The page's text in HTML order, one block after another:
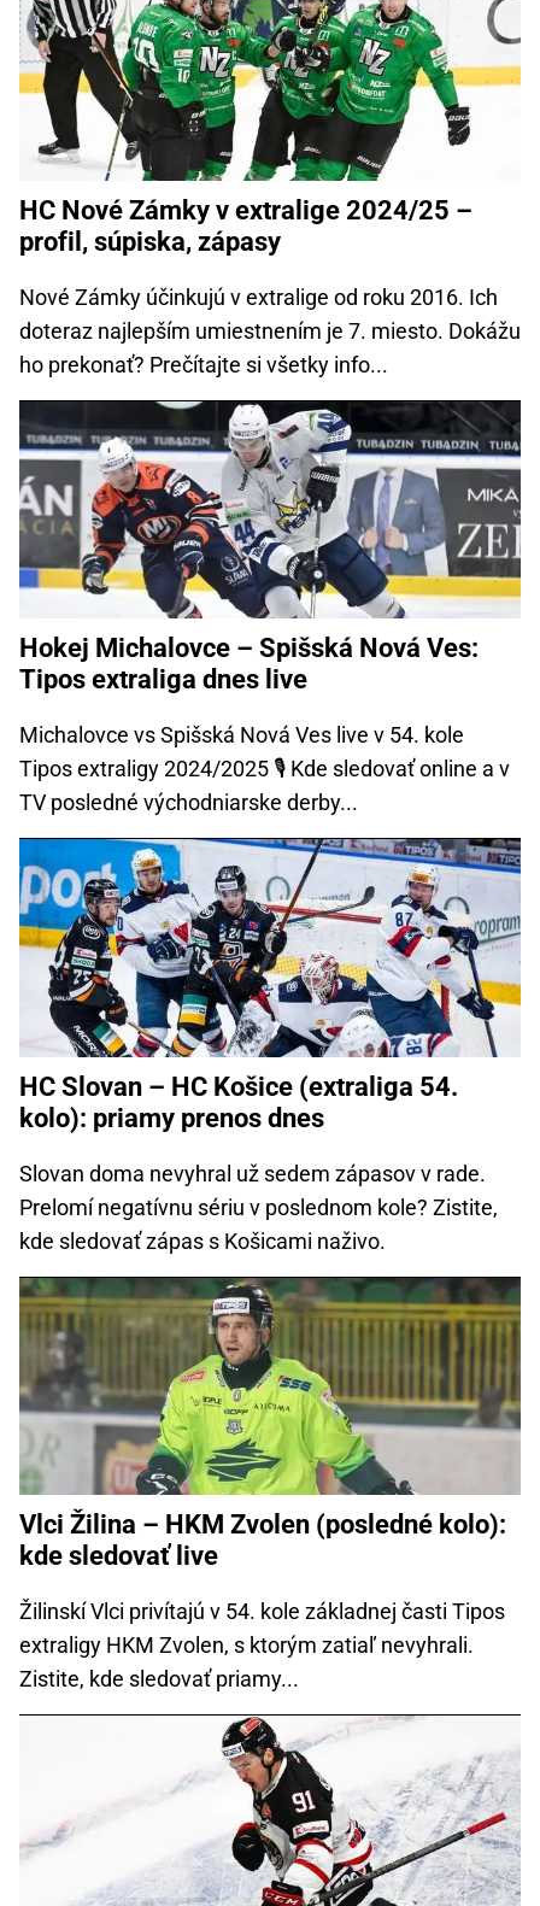
HC Nové Zámky v extralige 2024/25 –
profil, súpiska, zápasy
Nové Zámky účinkujú v extralige od roku 2016. Ich
doteraz najlepším umiestnením je 7. miesto. Dokážu
ho prekonať? Prečítajte si všetky info...
Hokej Michalovce – Spišská Nová Ves:
Tipos extraliga dnes live
Michalovce vs Spišská Nová Ves live v 54. kole
Tipos extraligy 2024/2025 🎙️ Kde sledovať online a v
TV posledné východniarske derby...
HC Slovan – HC Košice (extraliga 54.
kolo): priamy prenos dnes
Slovan doma nevyhral už sedem zápasov v rade.
Prelomí negatívnu sériu v poslednom kole? Zistite,
kde sledovať zápas s Košicami naživo.
Vlci Žilina – HKM Zvolen (posledné kolo):
kde sledovať live
Žilinskí Vlci privítajú v 54. kole základnej časti Tipos
extraligy HKM Zvolen, s ktorým zatiaľ nevyhrali.
Zistite, kde sledovať priamy...